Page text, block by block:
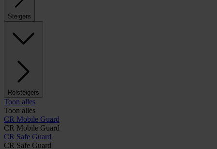
Steigers
Rolsteigers
Toon alles
Toon alles
CR Mobile Guard
CR Mobile Guard
CR Safe Guard
CR Safe Guard